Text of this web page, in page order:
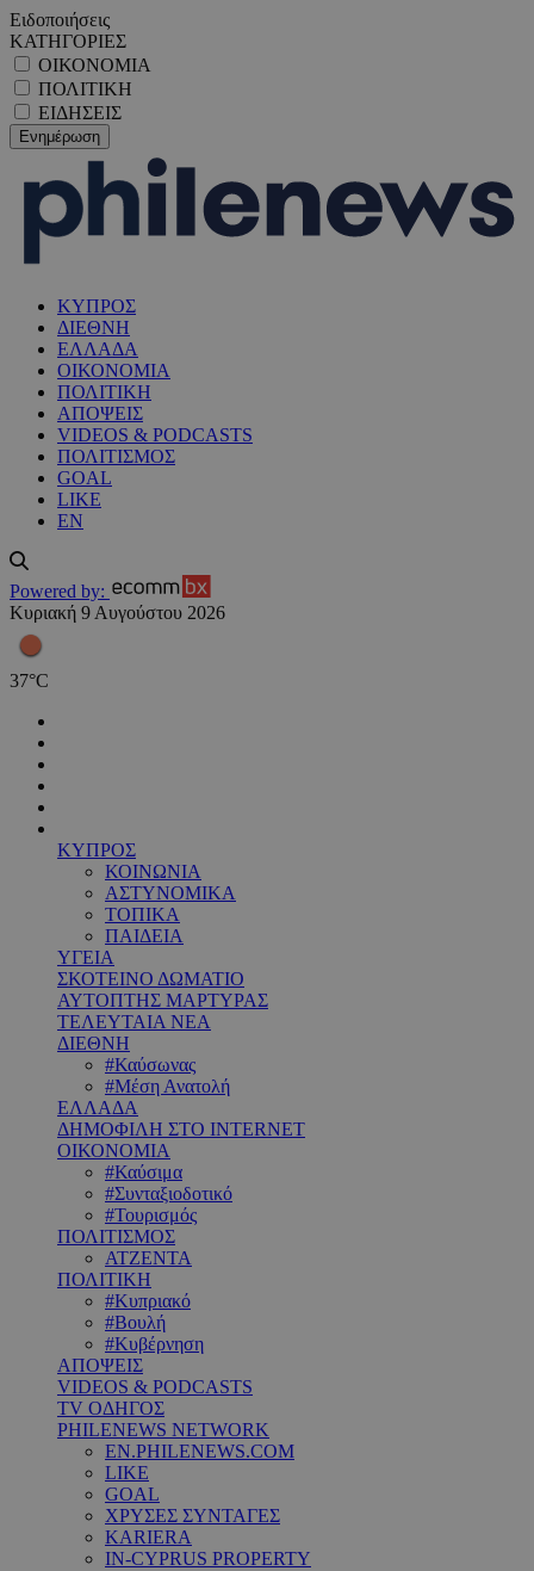
Ειδοποιήσεις
ΚΑΤΗΓΟΡΙΕΣ
ΟΙΚΟΝΟΜΙΑ
ΠΟΛΙΤΙΚΗ
ΕΙΔΗΣΕΙΣ
ΚΥΠΡΟΣ
ΔΙΕΘΝΗ
ΕΛΛΑΔΑ
ΟΙΚΟΝΟΜΙΑ
ΠΟΛΙΤΙΚΗ
ΑΠΟΨΕΙΣ
VIDEOS & PODCASTS
ΠΟΛΙΤΙΣΜΟΣ
GOAL
LIKE
EN
Powered by:
Κυριακή 9 Αυγούστου 2026
37°C
ΚΥΠΡΟΣ
ΚΟΙΝΩΝΙΑ
ΑΣΤΥΝΟΜΙΚΑ
ΤΟΠΙΚΑ
ΠΑΙΔΕΙΑ
ΥΓΕΙΑ
ΣΚΟΤΕΙΝΟ ΔΩΜΑΤΙΟ
ΑΥΤΟΠΤΗΣ ΜΑΡΤΥΡΑΣ
ΤΕΛΕΥΤΑΙΑ ΝΕΑ
ΔΙΕΘΝΗ
#Καύσωνας
#Μέση Ανατολή
ΕΛΛΑΔΑ
ΔΗΜΟΦΙΛΗ ΣΤΟ INTERNET
ΟΙΚΟΝΟΜΙΑ
#Καύσιμα
#Συνταξιοδοτικό
#Τουρισμός
ΠΟΛΙΤΙΣΜΟΣ
ΑΤΖΕΝΤΑ
ΠΟΛΙΤΙΚΗ
#Κυπριακό
#Βουλή
#Κυβέρνηση
ΑΠΟΨΕΙΣ
VIDEOS & PODCASTS
TV ΟΔΗΓΟΣ
PHILENEWS NETWORK
EN.PHILENEWS.COM
LIKE
GOAL
ΧΡΥΣΕΣ ΣΥΝΤΑΓΕΣ
KARIERA
IN-CYPRUS PROPERTY